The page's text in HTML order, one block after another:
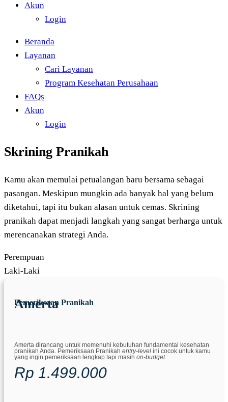
Akun
Login
Beranda
Layanan
Cari Layanan
Program Kesehatan Perusahaan
FAQs
Akun
Login
Skrining Pranikah
Kamu akan memulai petualangan baru bersama sebagai
pasangan. Meskipun mungkin ada banyak hal yang belum
diketahui, tapi itu bukan alasan untuk cemas. Skrining
pranikah dapat menjadi langkah yang sangat berharga untuk
merencanakan strategi Anda.
Perempuan
Laki-Laki
Pemeriksaan Pranikah
Amerta
Amerta dirancang untuk memenuhi kebutuhan fundamental kesehatan
pranikah Anda. Pemeriksaan Pranikah entry-level ini cocok untuk kamu
yang ingin pemeriksaan lengkap tapi masih on-budget.
Rp 1.499.000